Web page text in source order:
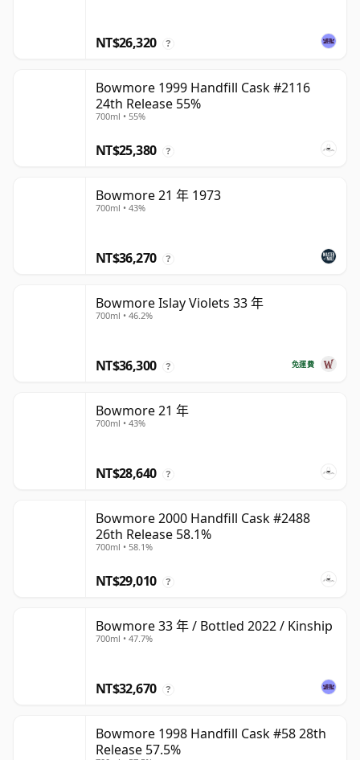
NT$26,320 ?
Bowmore 1999 Handfill Cask #2116
24th Release 55%
700ml • 55%
NT$25,380 ?
Bowmore 21 年 1973
700ml • 43%
NT$36,270 ?
Bowmore Islay Violets 33 年
700ml • 46.2%
免運費
NT$36,300 ?
Bowmore 21 年
700ml • 43%
NT$28,640 ?
Bowmore 2000 Handfill Cask #2488
26th Release 58.1%
700ml • 58.1%
NT$29,010 ?
Bowmore 33 年 / Bottled 2022 / Kinship
700ml • 47.7%
NT$32,670 ?
Bowmore 1998 Handfill Cask #58 28th
Release 57.5%